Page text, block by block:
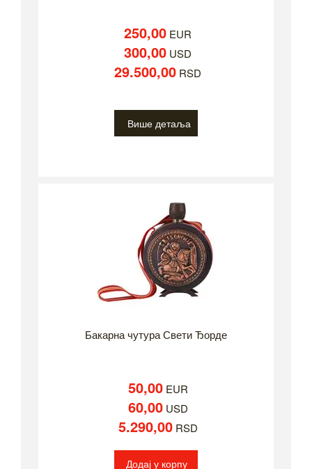
250,00 EUR
300,00 USD
29.500,00 RSD
Више детаља
Бакарна чутура Свети Ђорде
50,00EUR
60,00USD
5.290,00RSD
Додај у корпу